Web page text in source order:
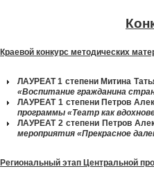
Краевой конкурс методических
ЛАУРЕАТ 1 степени Митина
«Воспитание гражданина
ЛАУРЕАТ 1 степени Петров
программы «Театр как
ЛАУРЕАТ 2 степени Петров
мероприятия «Прекрасное
Региональный этап Центральной